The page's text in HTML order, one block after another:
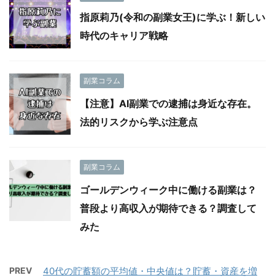
指原莉乃(令和の副業女王)に学ぶ！新しい
時代のキャリア戦略
副業コラム
【注意】AI副業での逮捕は身近な存在。
法的リスクから学ぶ注意点
副業コラム
ゴールデンウィーク中に働ける副業は？
普段より高収入が期待できる？調査して
みた
PREV
40代の貯蓄額の平均値・中央値は？貯蓄・資産を増